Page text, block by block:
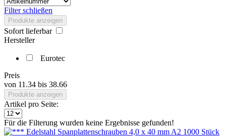
Filter schließen
Produkte anzeigen
Sofort lieferbar
Hersteller
Eurotec
Preis
von 11.34 bis 38.66
Produkte anzeigen
Artikel pro Seite:
Für die Filterung wurden keine Ergebnisse gefunden!